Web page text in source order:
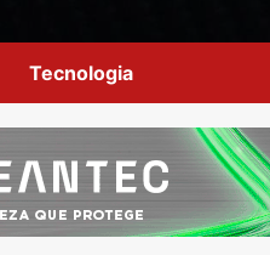
Tecnologia